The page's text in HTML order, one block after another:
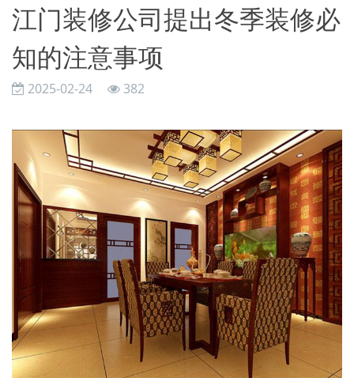
​江门装修公司提出冬季装修必
知的注意事项
2025-02-24 382